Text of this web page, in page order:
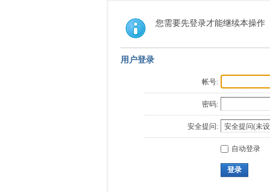
您需要先登录才能继续本操作
用户登录
帐号:
密码:
安全提问:
自动登录
登录